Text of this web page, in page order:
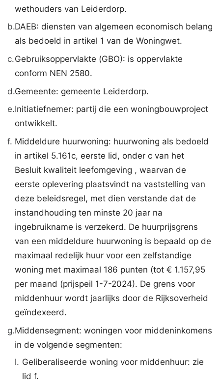
wethouders van Leiderdorp.
b.DAEB: diensten van algemeen economisch belang
als bedoeld in artikel 1 van de Woningwet.
c.Gebruiksoppervlakte (GBO): is oppervlakte
conform NEN 2580.
d.Gemeente: gemeente Leiderdorp.
e.Initiatiefnemer: partij die een woningbouwproject
ontwikkelt.
f. Middeldure huurwoning: huurwoning als bedoeld
in artikel 5.161c, eerste lid, onder c van het
Besluit kwaliteit leefomgeving , waarvan de
eerste oplevering plaatsvindt na vaststelling van
deze beleidsregel, met dien verstande dat de
instandhouding ten minste 20 jaar na
ingebruikname is verzekerd. De huurprijsgrens
van een middeldure huurwoning is bepaald op de
maximaal redelijk huur voor een zelfstandige
woning met maximaal 186 punten (tot € 1.157,95
per maand (prijspeil 1-7-2024). De grens voor
middenhuur wordt jaarlijks door de Rijksoverheid
geïndexeerd.
g.Middensegment: woningen voor middeninkomens
in de volgende segmenten:
l. Geliberaliseerde woning voor middenhuur: zie
lid f.